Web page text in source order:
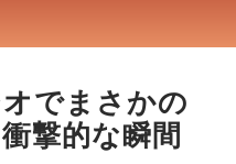
でまさかの
撃的な瞬間